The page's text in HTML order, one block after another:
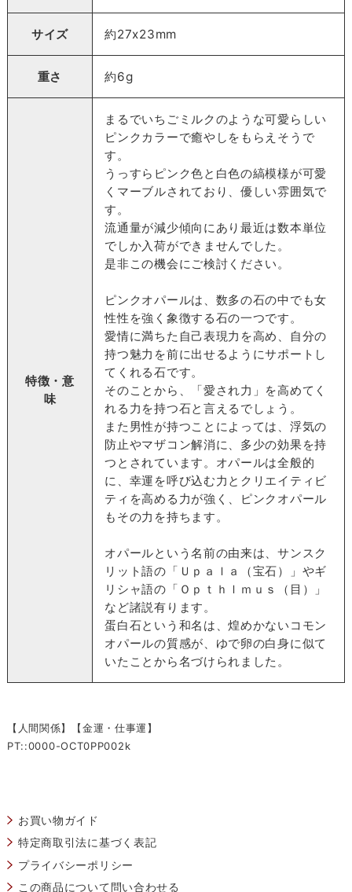
サイズ 約27x23mm
重さ 約6g
特徴・意
味
まるでいちごミルクのような可愛らしい
ピンクカラーで癒やしをもらえそうで
す。
うっすらピンク色と白色の縞模様が可愛
くマーブルされており、優しい雰囲気で
す。
流通量が減少傾向にあり最近は数本単位
でしか入荷ができませんでした。
是非この機会にご検討ください。
ピンクオパールは、数多の石の中でも女
性性を強く象徴する石の一つです。
愛情に満ちた自己表現力を高め、自分の
持つ魅力を前に出せるようにサポートし
てくれる石です。
そのことから、「愛され力」を高めてく
れる力を持つ石と言えるでしょう。
また男性が持つことによっては、浮気の
防止やマザコン解消に、多少の効果を持
つとされています。オパールは全般的
に、幸運を呼び込む力とクリエイティビ
ティを高める力が強く、ピンクオパール
もその力を持ちます。
オパールという名前の由来は、サンスク
リット語の「Ｕｐａｌａ（宝石）」やギ
リシャ語の「Ｏｐｔｈｌｍｕｓ（目）」
など諸説有ります。
蛋白石という和名は、煌めかないコモン
オパールの質感が、ゆで卵の白身に似て
いたことから名づけられました。
【人間関係】【金運・仕事運】
PT::0000-OCT0PP002k
お買い物ガイド
特定商取引法に基づく表記
プライバシーポリシー
この商品について問い合わせる